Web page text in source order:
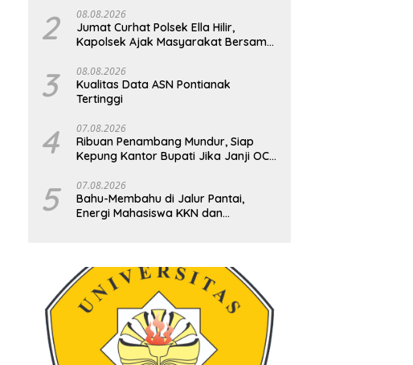
2 08.08.2026
Jumat Curhat Polsek Ella Hilir,
Kapolsek Ajak Masyarakat Bersama
3 08.08.2026
Kualitas Data ASN Pontianak
Tertinggi
4 07.08.2026
Ribuan Penambang Mundur, Siap
Kepung Kantor Bupati Jika Janji OC
5 07.08.2026
Bahu-Membahu di Jalur Pantai,
Energi Mahasiswa KKN dan